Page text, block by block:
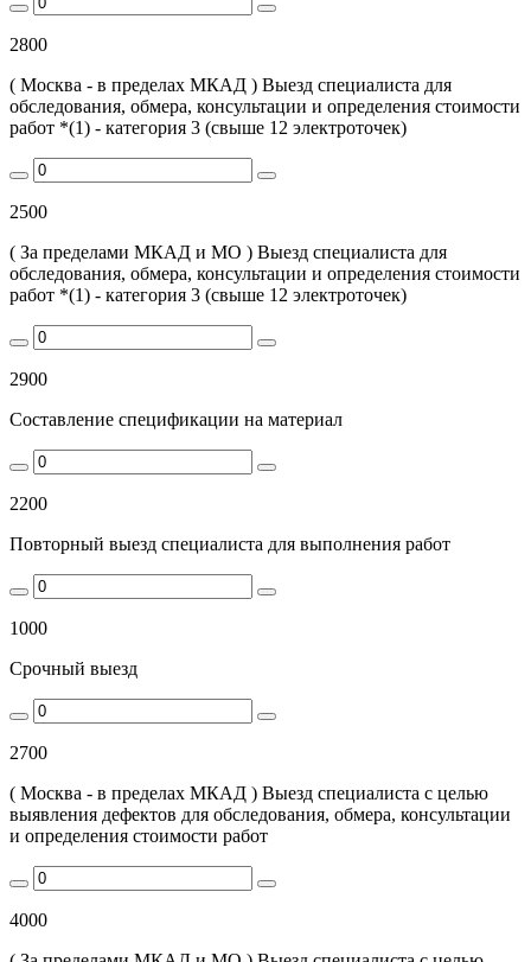
2800
( Москва - в пределах МКАД ) Выезд специалиста для
обследования, обмера, консультации и определения стоимости
работ *(1) - категория 3 (свыше 12 электроточек)
2500
( За пределами МКАД и МО ) Выезд специалиста для
обследования, обмера, консультации и определения стоимости
работ *(1) - категория 3 (свыше 12 электроточек)
2900
Составление спецификации на материал
2200
Повторный выезд специалиста для выполнения работ
1000
Срочный выезд
2700
( Москва - в пределах МКАД ) Выезд специалиста с целью
выявления дефектов для обследования, обмера, консультации
и определения стоимости работ
4000